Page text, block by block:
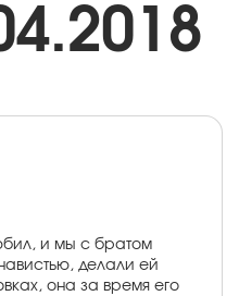
и мы с братом
делали ей
она за время его